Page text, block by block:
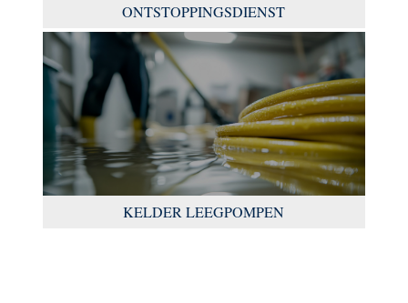
ONTSTOPPINGSDIENST
KELDER LEEGPOMPEN